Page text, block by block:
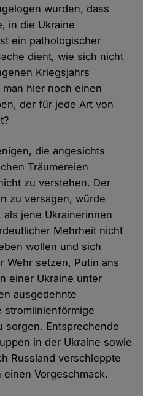
wurden, dass
in die Ukraine
ein pathologischer
dient, wie sich nicht
Kriegsjahrs
hier noch einen
der für jede Art von
die angesichts
Träumereien
zu verstehen. Der
zu versagen, würde
jene Ukrainerinnen
Mehrheit nicht
wollen und sich
Wehr setzen, Putin ans
einer Ukraine unter
ausgedehnte
stromlinienförmige
sorgen. Entsprechende
in der Ukraine sowie
Russland verschleppte
Vorgeschmack.